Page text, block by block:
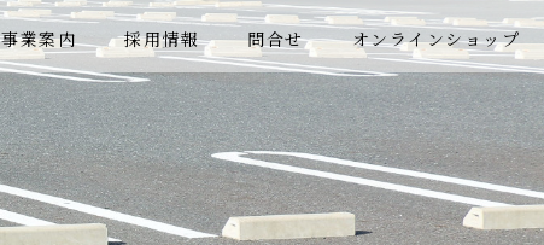
事業案内 採用情報 問合せ オンラインショップ